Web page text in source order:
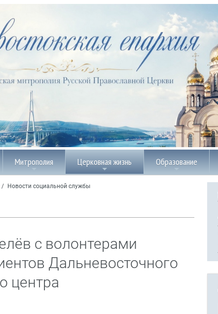
Митрополия Церковная жизнь Образование
/ Новости социальной службы
с волонтерами
Дальневосточного
центра